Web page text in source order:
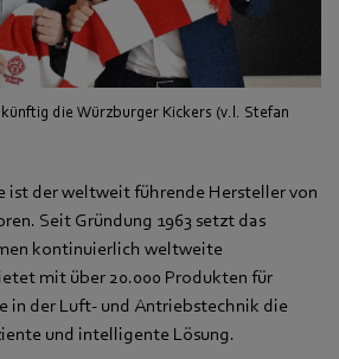
die Würzburger Kickers (v.l. Stefan
ist der weltweit führende Hersteller von
Seit Gründung 1963 setzt das
kontinuierlich weltweite
mit über 20.000 Produkten für
in der Luft- und Antriebstechnik die
und intelligente Lösung.